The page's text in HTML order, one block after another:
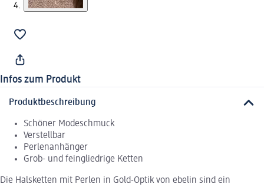
Infos zum Produkt
Produktbeschreibung
Schöner Modeschmuck
Verstellbar
Perlenanhänger
Grob- und feingliedrige Ketten
Die Halsketten mit Perlen in Gold-Optik von ebelin sind ein